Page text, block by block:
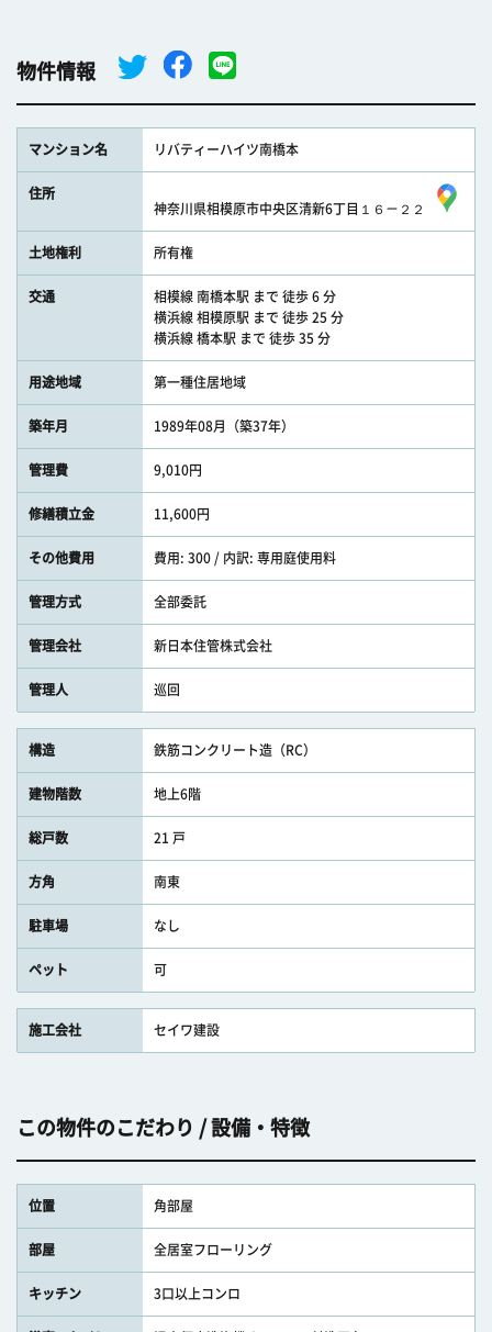
物件情報
マンション名 リバティーハイツ南橋本
住所
神奈川県相模原市中央区清新6丁目１６－２２
土地権利 所有権
交通
相模線 南橋本駅 まで 徒歩 6 分
横浜線 相模原駅 まで 徒歩 25 分
横浜線 橋本駅 まで 徒歩 35 分
用途地域 第一種住居地域
築年月 1989年08月（築37年）
管理費 9,010円
修繕積立金 11,600円
その他費用 費用: 300 / 内訳: 専用庭使用料
管理方式 全部委託
管理会社 新日本住管株式会社
管理人 巡回
構造 鉄筋コンクリート造（RC）
建物階数 地上6階
総戸数 21 戸
方角 南東
駐車場 なし
ペット 可
施工会社 セイワ建設
この物件のこだわり / 設備・特徴
位置 角部屋
部屋 全居室フローリング
キッチン 3口以上コンロ